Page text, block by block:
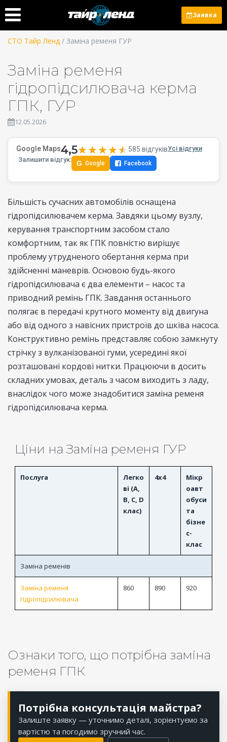
Заявка
СТО Тайр Ленд / Заміна ременя ГУР
Заміна ременя
гідропідсилювача керма
ГПК, ГУР
12.05.2026
Google Maps4,5★★★★★
★★★★★ 585 відгуківУсі відгуки
Залишити відгук:
G Google Facebook
Більшість сучасних автомобілів оснащена
гідропідсилювачем керма. Завдяки цьому вузлу,
керування транспортним засобом стало
комфортним, так як ГПК повністю вирішує
проблему утрудненого обертання керма при
здійсненні маневрів. Основою будь-якого
гідропідсилювача є два елементи – насос та
приводний ремінь ГПК. Завдання останнього
полягає в передачі крутного моменту від двигуна
або від одного з навісних пристроїв до шківа насоса.
Конструктивно ремінь представляє собою замкнуту
стрічку з вулканізованої гуми, усередині якої
розташовані кордові нитки. Працюючи в досить
складних умовах, деталь з часом виходить з ладу,
внаслідок чого може знадобитися заміна ременя
гідропідсилювача керма.
Ціни на Заміна ременя ГУР
Послуга
Легко
ві (A,
B, C, D
клас)
4x4
Мікр
оавт
обуси
та
бізне
с-
клас
Заміна ременів
Заміна ременя
гідропідсилювача
860 890 920
Ознаки того, що потрібна заміна
ременя ГПК
Потрібна консультація майстра?
Залиште заявку — уточнимо деталі, зорієнтуємо за
вартістю та погодимо зручний час.